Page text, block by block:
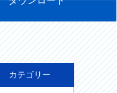
カテゴリー